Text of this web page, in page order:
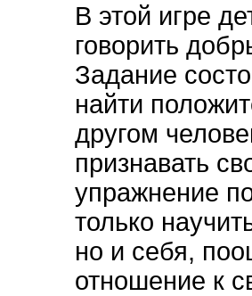
В этой игре
говорить
Задание
найти
другом
признавать
упражнение
только
но и себя,
отношение к